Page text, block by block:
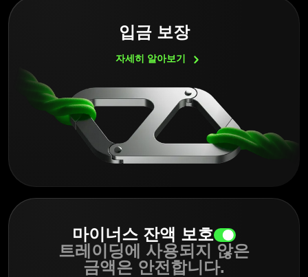
입금 보장
자세히 알아보기
마이너스 잔액 보호
트레이딩에 사용되지 않은
금액은 안전합니다.